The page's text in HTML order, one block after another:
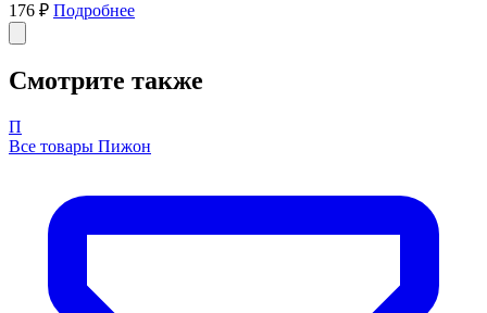
176 ₽ Подробнее
Смотрите также
П
Все товары Пижон